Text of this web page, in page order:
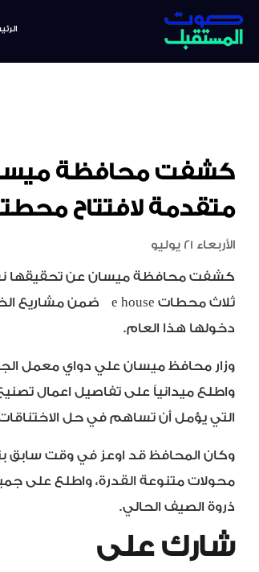
كشفت محافظة
متقدمة لافتتاح
الأربعاء 21 يوليو
كشفت محافظة ميسان عن تحقيقها
ثلاث محطات
ضمن مشاريع
دخولها هذا العام.
وزار محافظ ميسان علي دواي معمل
واطلع ميدانياً على تفاصيل اعمال
التي يؤمل أن تساهم في حل
وكان المحافظ قد اوعز في وقت
محولات متنوعة القدرة، واطلع على
ذروة الصيف الحالي.
شارك على